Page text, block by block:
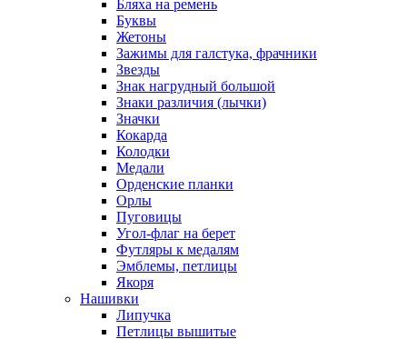
Бляха на ремень
Буквы
Жетоны
Зажимы для галстука, фрачники
Звезды
Знак нагрудный большой
Знаки различия (лычки)
Значки
Кокарда
Колодки
Медали
Орденские планки
Орлы
Пуговицы
Угол-флаг на берет
Футляры к медалям
Эмблемы, петлицы
Якоря
Нашивки
Липучка
Петлицы вышитые